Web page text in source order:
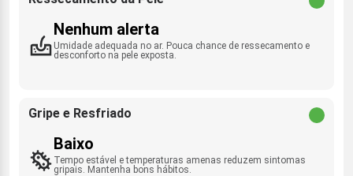
Nenhum alerta
Umidade adequada no ar. Pouca chance de ressecamento e
desconforto na pele exposta.
Gripe e Resfriado
Baixo
Tempo estável e temperaturas amenas reduzem sintomas
gripais. Mantenha bons hábitos.